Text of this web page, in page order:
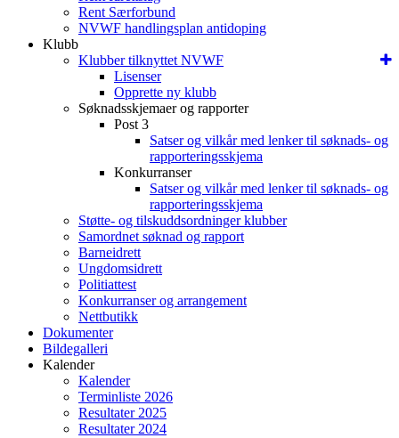
Rent Særforbund
NVWF handlingsplan antidoping
Klubb
Klubber tilknyttet NVWF
Lisenser
Opprette ny klubb
Søknadsskjemaer og rapporter
Post 3
Satser og vilkår med lenker til søknads- og
rapporteringsskjema
Konkurranser
Satser og vilkår med lenker til søknads- og
rapporteringsskjema
Støtte- og tilskuddsordninger klubber
Samordnet søknad og rapport
Barneidrett
Ungdomsidrett
Politiattest
Konkurranser og arrangement
Nettbutikk
Dokumenter
Bildegalleri
Kalender
Kalender
Terminliste 2026
Resultater 2025
Resultater 2024